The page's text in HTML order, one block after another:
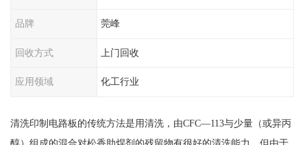
品牌 莞峰
回收方式 上门回收
应用领域 化工行业
清洗印制电路板的传统方法是用清洗，由CFC—113与少量（或异丙